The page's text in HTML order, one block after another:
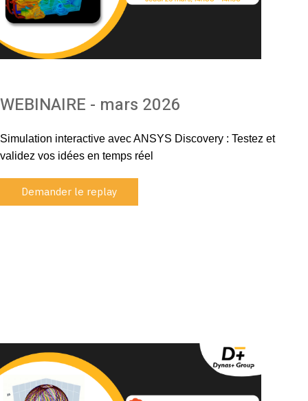
WEBINAIRE - mars 2026
Simulation interactive avec ANSYS Discovery : Testez et
validez vos idées en temps réel
Demander le replay